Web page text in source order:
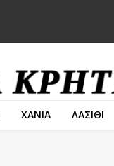
ΧΑΝΙΑ ΛΑΣΙΘΙ